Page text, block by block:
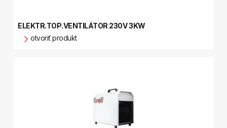
ELEKTR.TOP.VENTILÁTOR 230V 3KW
otvoriť produkt